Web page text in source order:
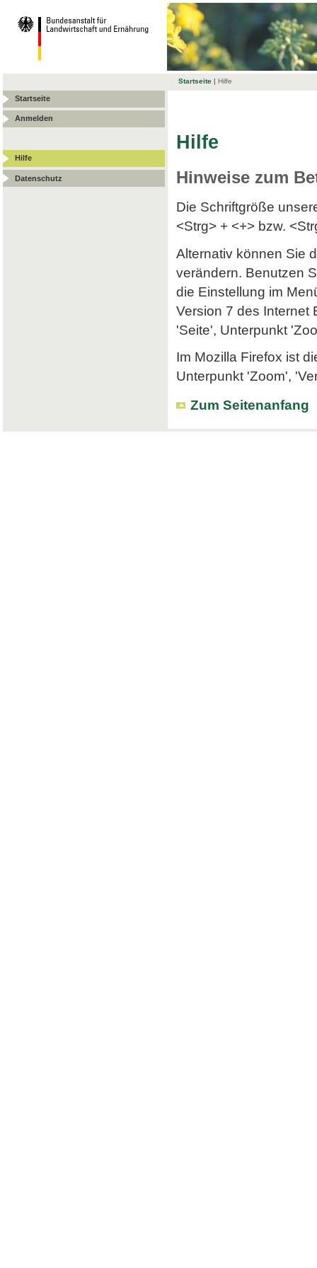
Startseite | Hilfe
Startseite
Anmelden
Hilfe
Datenschutz
Hilfe
Hinweise zum
Die Schriftgröße
<Strg> + <+> bzw.
Alternativ können Sie
verändern. Benutzen
die Einstellung im
Version 7 des Internet
'Seite', Unterpunkt
Im Mozilla Firefox ist
Unterpunkt 'Zoom',
Zum Seitenanfang